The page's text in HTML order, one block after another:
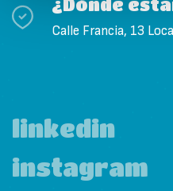
¿Dónde
Calle Francia, 13
linkedin
instagram